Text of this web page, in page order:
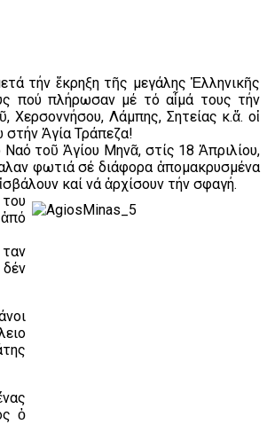
τήν ἔκρηξη τῆς μεγάλης Ἑλληνικῆς
πού πλήρωσαν μέ τό αἷμά τους τήν
Λάμπης, Σητείας κ.ἄ. οἱ
στήν Ἁγία Τράπεζα!
τοῦ Ἁγίου Μηνᾶ, στίς 18 Ἀπριλίου,
φωτιά σέ διάφορα ἀπομακρυσμένα
καί νά ἀρχίσουν τήν σφαγή.
δέν
ὁ